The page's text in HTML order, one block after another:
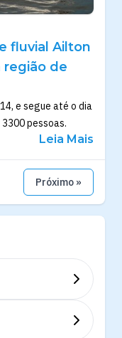
fluvial Ailton
região de
e segue até o dia
pessoas.
Leia Mais
Próximo »